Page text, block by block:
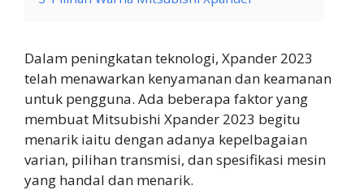
Dalam peningkatan teknologi, Xpander 2023
telah menawarkan kenyamanan dan keamanan
untuk pengguna. Ada beberapa faktor yang
membuat Mitsubishi Xpander 2023 begitu
menarik iaitu dengan adanya kepelbagaian
varian, pilihan transmisi, dan spesifikasi mesin
yang handal dan menarik.